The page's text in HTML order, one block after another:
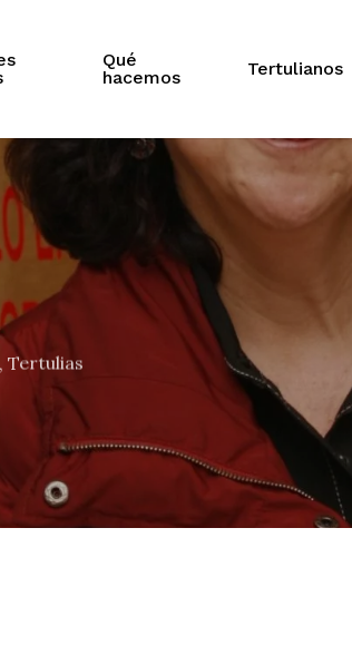
Qué
hacemos
Tertulianos
, Tertulias